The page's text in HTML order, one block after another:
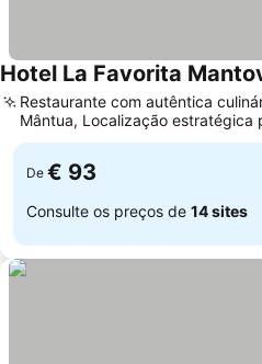
Hotel La Favorita
Restaurante com autêntica
Mântua, Localização estratégica
Mântua e autoestradas
De € 93
Consulte os preços de 14 sites